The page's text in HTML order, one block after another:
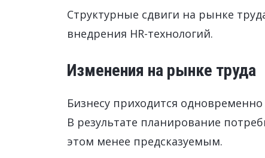
Структурные сдвиги на рынке
внедрения HR-технологий.
Изменения на рынке труда
Бизнесу приходится
В результате планирование
этом менее предсказуемым.